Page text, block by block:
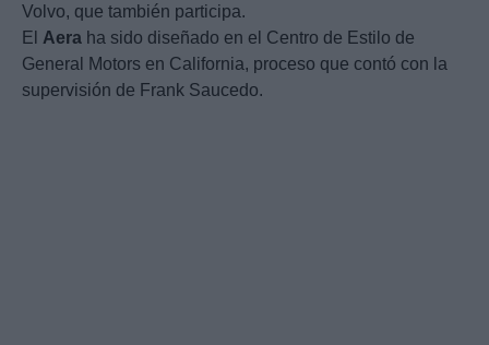
Volvo, que también participa.
El Aera ha sido diseñado en el Centro de Estilo de
General Motors en California, proceso que contó con la
supervisión de Frank Saucedo.